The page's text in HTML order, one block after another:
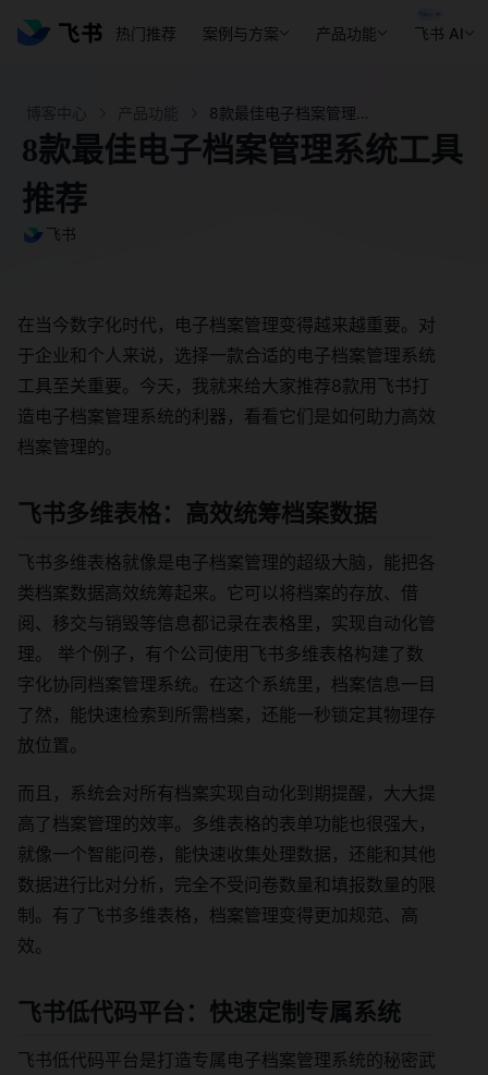
热门推荐 案例与方案 产品功能 飞书 AI
8款最佳电子档案管理系统工具
推荐
飞书
在当今数字化时代，电子档案管理变得越来越重要。对
于企业和个人来说，选择一款合适的电子档案管理系统
工具至关重要。今天，我就来给大家推荐8款用飞书打
造电子档案管理系统的利器，看看它们是如何助力高效
档案管理的。
飞书多维表格：高效统筹档案数据
飞书多维表格就像是电子档案管理的超级大脑，能把各
类档案数据高效统筹起来。它可以将档案的存放、借
阅、移交与销毁等信息都记录在表格里，实现自动化管
理。 举个例子，有个公司使用飞书多维表格构建了数
字化协同档案管理系统。在这个系统里，档案信息一目
了然，能快速检索到所需档案，还能一秒锁定其物理存
放位置。
而且，系统会对所有档案实现自动化到期提醒，大大提
高了档案管理的效率。多维表格的表单功能也很强大，
就像一个智能问卷，能快速收集处理数据，还能和其他
数据进行比对分析，完全不受问卷数量和填报数量的限
制。有了飞书多维表格，档案管理变得更加规范、高
效。
飞书低代码平台：快速定制专属系统
飞书低代码平台是打造专属电子档案管理系统的秘密武